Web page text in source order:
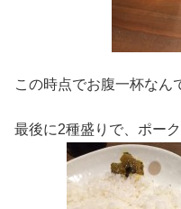
この時点でお腹一杯なん
最後に2種盛りで、ポー